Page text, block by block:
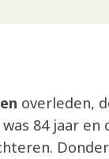
overleden,
84 jaar